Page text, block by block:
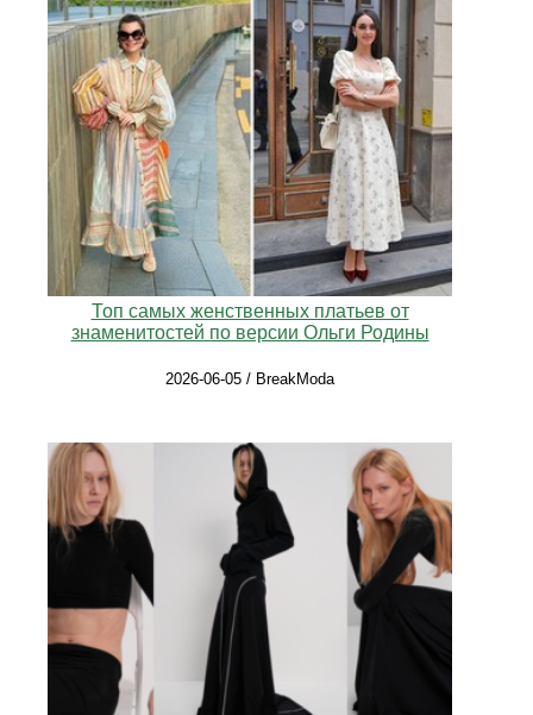
Топ самых женственных платьев от
знаменитостей по версии Ольги Родины
2026-06-05 / BreakModa